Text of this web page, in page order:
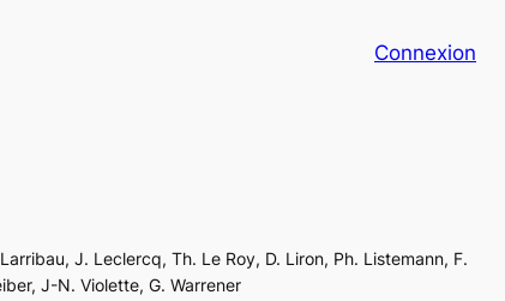
Connexion
J. Leclercq, Th. Le Roy, D. Liron, Ph. Listemann, F.
J-N. Violette, G. Warrener